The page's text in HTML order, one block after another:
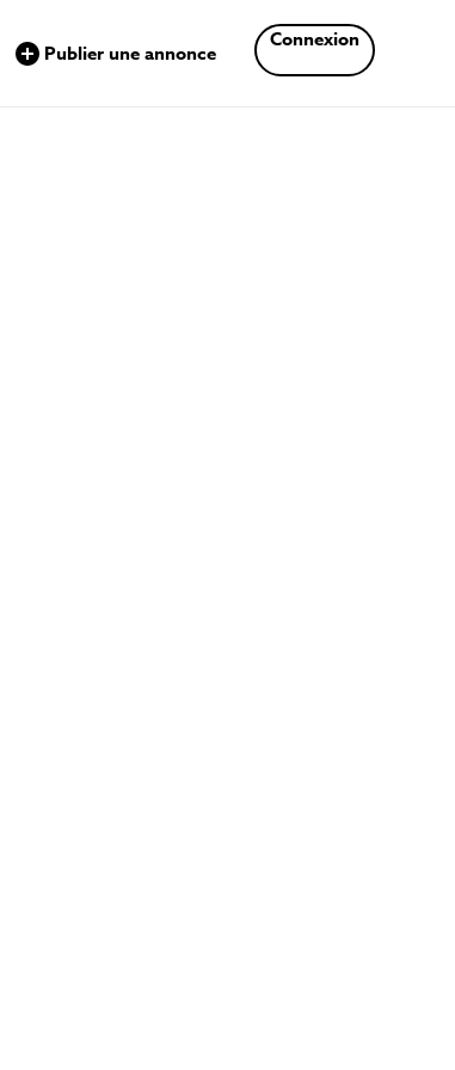
Publier une annonce
Connexion